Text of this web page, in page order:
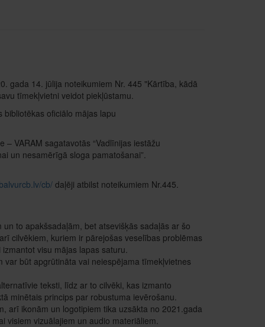
gada 14. jūlija noteikumiem Nr. 445 "Kārtība, kādā
tīmekļvietni veidot piekļūstamu.
oficiālo mājas lapu
VARAM sagatavotās “Vadlīnijas iestāžu
un nesamērīgā sloga pamatošanai”.
cb/daļēji atbilst noteikumiem Nr.445.
to apakšsadaļām, bet atsevišķās sadaļās ar šo
cilvēkiem, kuriem ir pārejošas veselības problēmas
visu mājas lapas saturu.
var būt apgrūtināta vai neiespējama tīmekļvietnes
teksti, līdz ar to cilvēki, kas izmanto
minētais princips par robustuma ievērošanu.
arī ikonām un logotipiem tika uzsākta no 2021.gada
visiem vizuālajiem un audio materiāliem.